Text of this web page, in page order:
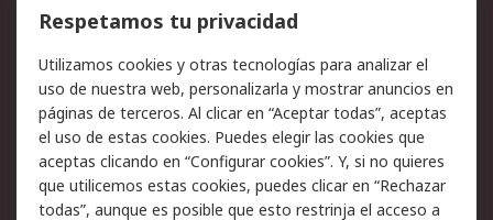
Cómo realizar pedidos
Devoluciones
Facturación y pago
Ofertas
Soporte técnico
Legal
Aviso legal
Política de privacidad -
Actualizada
Respetamos tu privacidad
Utilizamos cookies y otras tecnologías para analizar el
uso de nuestra web, personalizarla y mostrar anuncios en
páginas de terceros. Al clicar en “Aceptar todas”, aceptas
el uso de estas cookies. Puedes elegir las cookies que
aceptas clicando en “Configurar cookies”. Y, si no quieres
que utilicemos estas cookies, puedes clicar en “Rechazar
todas”, aunque es posible que esto restrinja el acceso a